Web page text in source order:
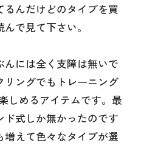
んだけどのタイプを買
で見て下さい。
には全く支障は無いで
ングでもトレーニング
しめるアイテムです。最
式しか無かったのです
えて色々なタイプが選